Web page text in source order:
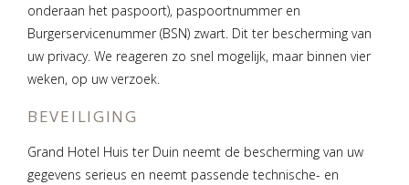
onderaan het paspoort), paspoortnummer en
Burgerservicenummer (BSN) zwart. Dit ter bescherming van
uw privacy. We reageren zo snel mogelijk, maar binnen vier
weken, op uw verzoek.
BEVEILIGING
Grand Hotel Huis ter Duin neemt de bescherming van uw
gegevens serieus en neemt passende technische- en